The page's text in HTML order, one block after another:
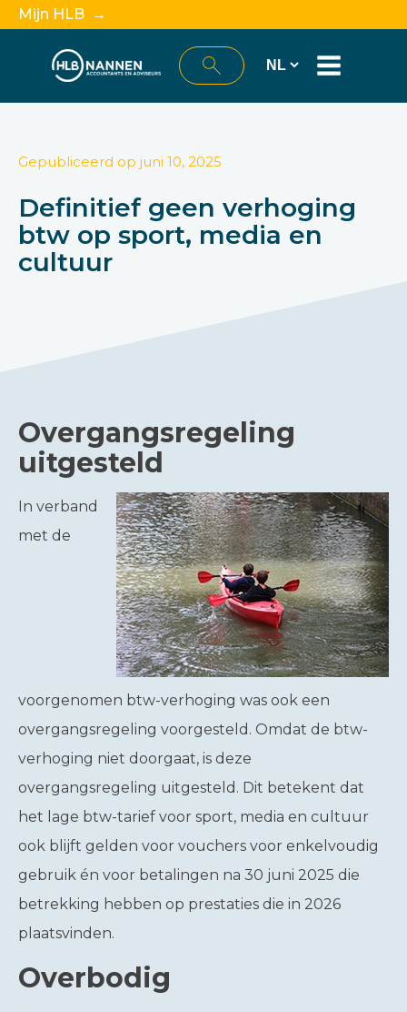
Mijn HLB →
Gepubliceerd op juni 10, 2025
Definitief geen verhoging
btw op sport, media en
cultuur
Overgangsregeling
uitgesteld
In verband
met de
voorgenomen btw-verhoging was ook een
overgangsregeling voorgesteld. Omdat de btw-
verhoging niet doorgaat, is deze
overgangsregeling uitgesteld. Dit betekent dat
het lage btw-tarief voor sport, media en cultuur
ook blijft gelden voor vouchers voor enkelvoudig
gebruik én voor betalingen na 30 juni 2025 die
betrekking hebben op prestaties die in 2026
plaatsvinden.
Overbodig